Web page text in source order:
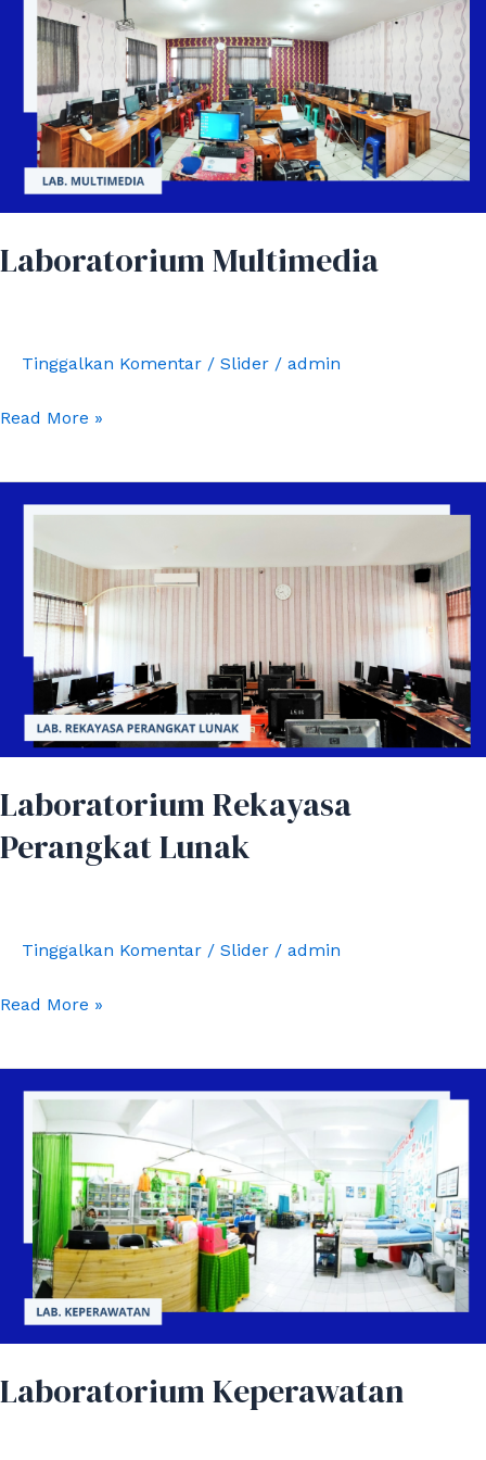
Laboratorium Multimedia
Tinggalkan Komentar / Slider / admin
Read More »
Laboratorium Rekayasa
Perangkat Lunak
Tinggalkan Komentar / Slider / admin
Perangkat
Lunak
Read More »
Laboratorium Keperawatan
Keperawatan